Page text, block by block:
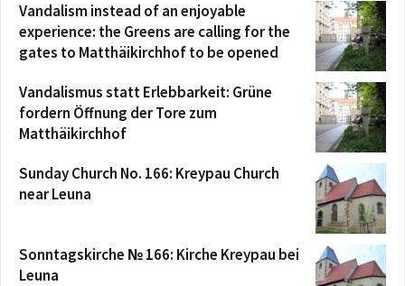
Vandalism instead of an enjoyable
experience: the Greens are calling for the
gates to Matthäikirchhof to be opened
Vandalismus statt Erlebbarkeit: Grüne
fordern Öffnung der Tore zum
Matthäikirchhof
Sunday Church No. 166: Kreypau Church
near Leuna
Sonntagskirche № 166: Kirche Kreypau bei
Leuna